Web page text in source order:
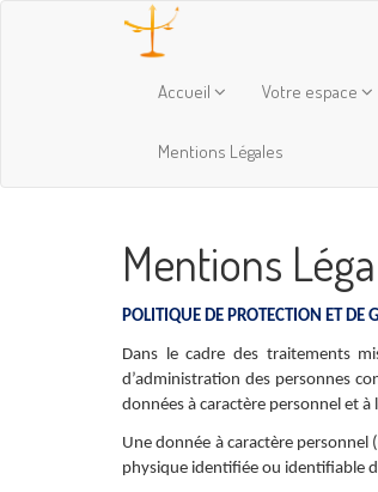
Accueil Votre espace
Mentions Légales
Mentions
POLITIQUE DE PROTECTION ET DE
Dans le cadre des traitements
d’administration des personnes
données à caractère personnel et
Une donnée à caractère
physique identifiée ou identifiable